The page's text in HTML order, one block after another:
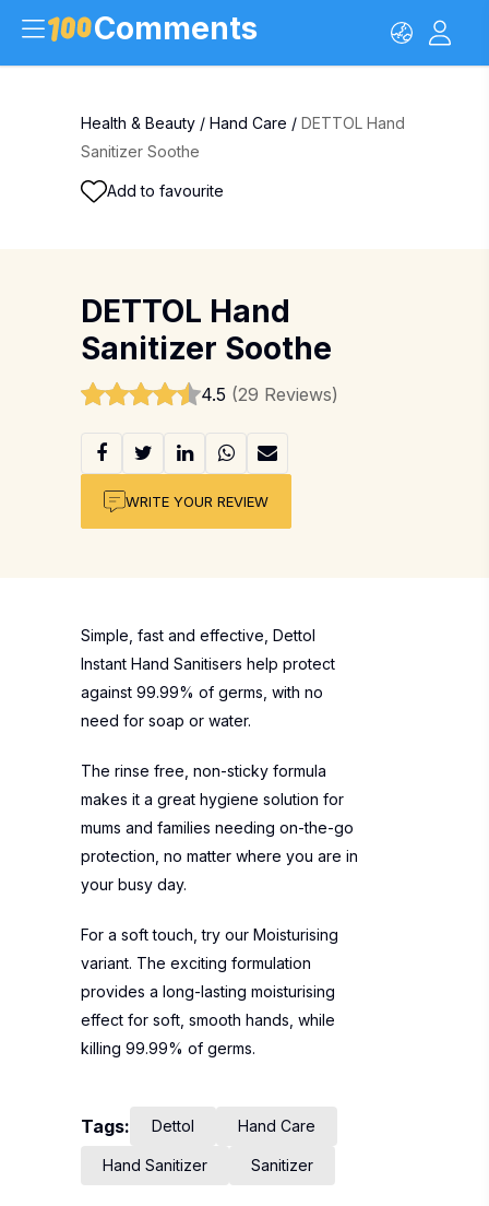
Comments
Health & Beauty / Hand Care / DETTOL Hand
Sanitizer Soothe
Add to favourite
DETTOL Hand
Sanitizer Soothe
4.5 (29 Reviews)
WRITE YOUR REVIEW
Simple, fast and effective, Dettol
Instant Hand Sanitisers help protect
against 99.99% of germs, with no
need for soap or water.
The rinse free, non-sticky formula
makes it a great hygiene solution for
mums and families needing on-the-go
protection, no matter where you are in
your busy day.
For a soft touch, try our Moisturising
variant. The exciting formulation
provides a long-lasting moisturising
effect for soft, smooth hands, while
killing 99.99% of germs.
Tags: Dettol Hand Care
Hand Sanitizer Sanitizer